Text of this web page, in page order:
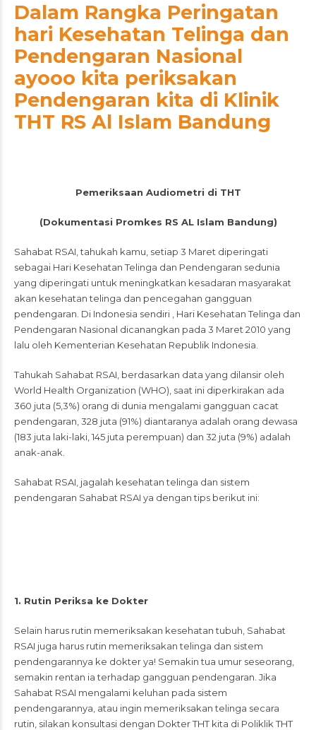
Dalam Rangka Peringatan
hari Kesehatan Telinga dan
Pendengaran Nasional
ayooo kita periksakan
Pendengaran kita di Klinik
THT RS Al Islam Bandung
Pemeriksaan Audiometri di THT
(Dokumentasi Promkes RS AL Islam Bandung)
Sahabat RSAI, tahukah kamu, setiap 3 Maret diperingati
sebagai Hari Kesehatan Telinga dan Pendengaran sedunia
yang diperingati untuk meningkatkan kesadaran masyarakat
akan kesehatan telinga dan pencegahan gangguan
pendengaran. Di Indonesia sendiri , Hari Kesehatan Telinga dan
Pendengaran Nasional dicanangkan pada 3 Maret 2010 yang
lalu oleh Kementerian Kesehatan Republik Indonesia.
Tahukah Sahabat RSAI, berdasarkan data yang dilansir oleh
World Health Organization (WHO), saat ini diperkirakan ada
360 juta (5,3%) orang di dunia mengalami gangguan cacat
pendengaran, 328 juta (91%) diantaranya adalah orang dewasa
(183 juta laki-laki, 145 juta perempuan) dan 32 juta (9%) adalah
anak-anak.
Sahabat RSAI, jagalah kesehatan telinga dan sistem
pendengaran Sahabat RSAI ya dengan tips berikut ini:
1. Rutin Periksa ke Dokter
Selain harus rutin memeriksakan kesehatan tubuh, Sahabat
RSAI juga harus rutin memeriksakan telinga dan sistem
pendengarannya ke dokter ya! Semakin tua umur seseorang,
semakin rentan ia terhadap gangguan pendengaran. Jika
Sahabat RSAI mengalami keluhan pada sistem
pendengarannya, atau ingin memeriksakan telinga secara
rutin, silakan konsultasi dengan Dokter THT kita di Poliklik THT